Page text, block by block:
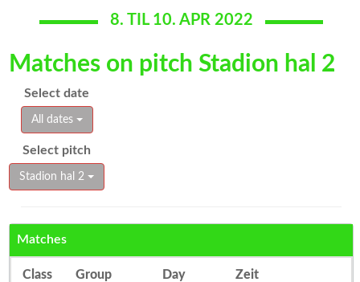
8. TIL 10. APR 2022
Matches on pitch Stadion hal 2
Select date
All dates
Select pitch
Stadion hal 2
Matches
Class Group Day Zeit